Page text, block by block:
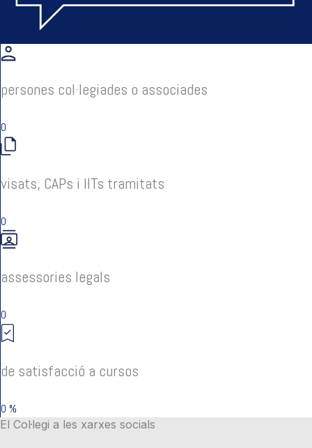
persones col·legiades o associades
0
visats, CAPs i IITs tramitats
0
assessories legals
0
de satisfacció a cursos
0 %
El Col·legi a les xarxes socials